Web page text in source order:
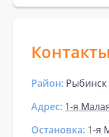
Контакты
Район: Рыбинск
Адрес: 1-я
Остановка: 1-я